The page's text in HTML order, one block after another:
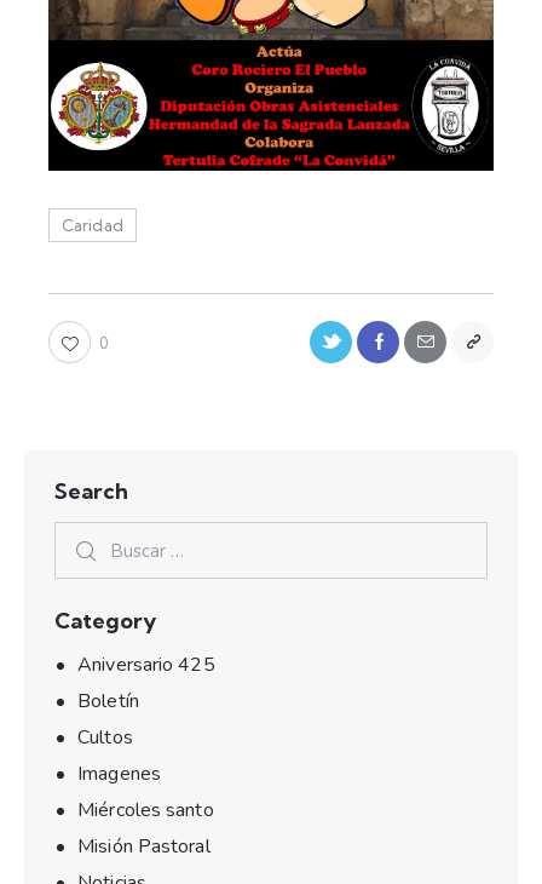
Caridad
0
Search
Category
Aniversario 425
Boletín
Cultos
Imagenes
Miércoles santo
Misión Pastoral